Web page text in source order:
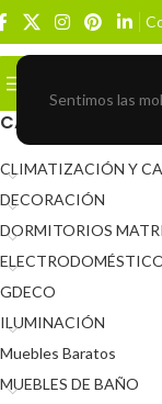
Sentimos las
CATEGORÍAS DEL
CLIMATIZACIÓN Y
DECORACIÓN
DORMITORIOS
GDECO
ILUMINACIÓN
Muebles Baratos
MUEBLES DE BAÑO